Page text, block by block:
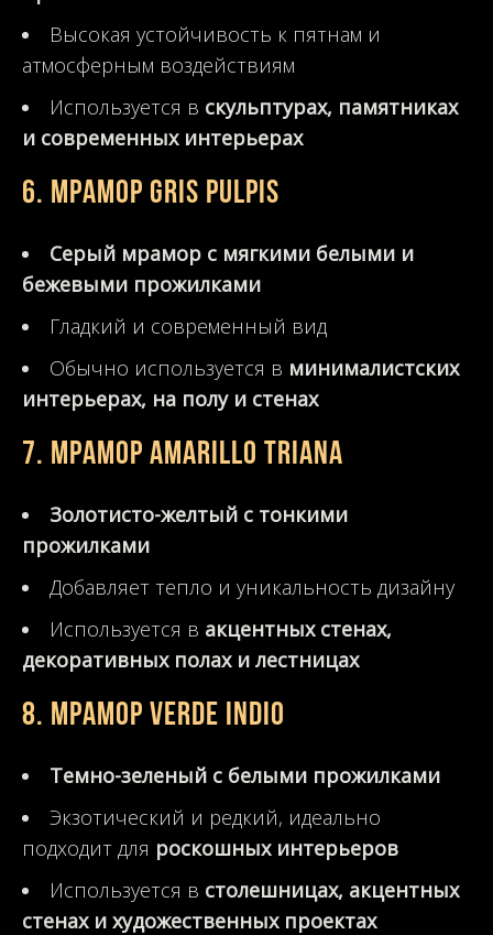
Высокая устойчивость к пятнам и
атмосферным воздействиям
Используется в скульптурах, памятниках
и современных интерьерах
6. Мрамор Gris Pulpis
Серый мрамор с мягкими белыми и
бежевыми прожилками
Гладкий и современный вид
Обычно используется в минималистских
интерьерах, на полу и стенах
7. Мрамор Amarillo Triana
Золотисто-желтый с тонкими
прожилками
Добавляет тепло и уникальность дизайну
Используется в акцентных стенах,
декоративных полах и лестницах
8. Мрамор Verde Indio
Темно-зеленый с белыми прожилками
Экзотический и редкий, идеально
подходит для роскошных интерьеров
Используется в столешницах, акцентных
стенах и художественных проектах